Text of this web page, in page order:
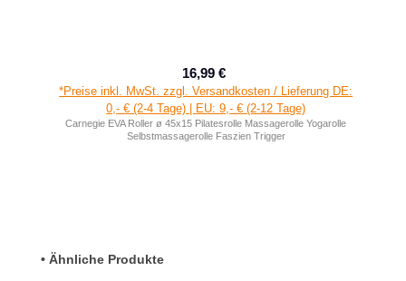
Verkaufspreis:
16,99 €
*Preise inkl. MwSt. zzgl. Versandkosten / Lieferung DE:
0,- € (2-4 Tage) | EU: 9,- € (2-12 Tage)
Carnegie EVA Roller ø 45x15 Pilatesrolle Massagerolle Yogarolle
Selbstmassagerolle Faszien Trigger
Produktgalerie überspringen
• Ähnliche Produkte